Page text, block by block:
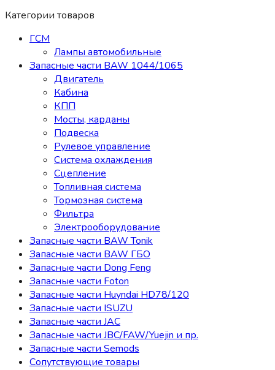
Категории товаров
ГСМ
Лампы автомобильные
Запасные части BAW 1044/1065
Двигатель
Кабина
КПП
Мосты, карданы
Подвеска
Рулевое управление
Система охлаждения
Сцепление
Топливная система
Тормозная система
Фильтра
Электрооборудование
Запасные части BAW Tonik
Запасные части BAW ГБО
Запасные части Dong Feng
Запасные части Foton
Запасные части Huyndai HD78/120
Запасные части ISUZU
Запасные части JAC
Запасные части JBC/FAW/Yuejin и пр.
Запасные части Semods
Сопутствующие товары